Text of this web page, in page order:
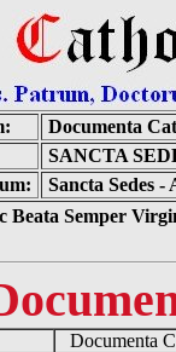
Documenta
SANCTA
Sancta Sedes -
Beata Semper
Documenta